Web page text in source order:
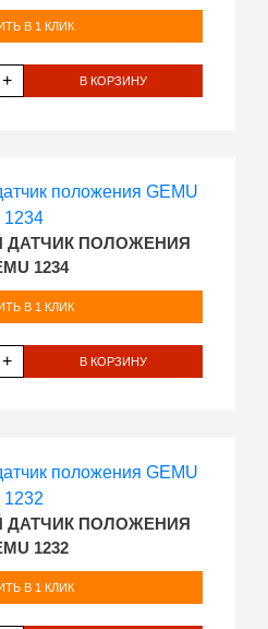
В 1 КЛИК
+ В КОРЗИНУ
ДАТЧИК ПОЛОЖЕНИЯ
1234
В 1 КЛИК
+ В КОРЗИНУ
ДАТЧИК ПОЛОЖЕНИЯ
1232
В 1 КЛИК